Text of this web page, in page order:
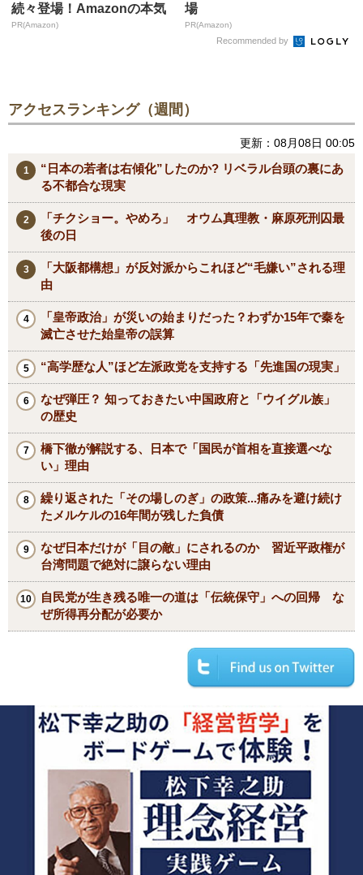
続々登場！Amazonの本気
が...
PR(Amazon)
場
PR(Amazon)
Recommended by
アクセスランキング（週間）
更新：08月08日 00:05
“日本の若者は右傾化”したのか? リベラル台頭の裏にあ
る不都合な現実
「チクショー。やめろ」 オウム真理教・麻原死刑囚最
後の日
「大阪都構想」が反対派からこれほど“毛嫌い”される理
由
「皇帝政治」が災いの始まりだった？わずか15年で秦を
滅亡させた始皇帝の誤算
“高学歴な人”ほど左派政党を支持する「先進国の現実」
なぜ弾圧？ 知っておきたい中国政府と「ウイグル族」
の歴史
橋下徹が解説する、日本で「国民が首相を直接選べな
い」理由
繰り返された「その場しのぎ」の政策...痛みを避け続け
たメルケルの16年間が残した負債
なぜ日本だけが「目の敵」にされるのか 習近平政権が
台湾問題で絶対に譲らない理由
自民党が生き残る唯一の道は「伝統保守」への回帰 な
ぜ所得再分配が必要か